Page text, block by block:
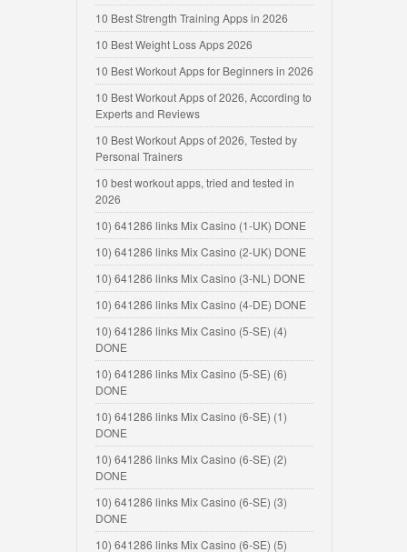
10 Best Strength Training Apps in 2026
10 Best Weight Loss Apps 2026
10 Best Workout Apps for Beginners in 2026
10 Best Workout Apps of 2026, According to
Experts and Reviews
10 Best Workout Apps of 2026, Tested by
Personal Trainers
10 best workout apps, tried and tested in
2026
10) 641286 links Mix Casino (1-UK) DONE
10) 641286 links Mix Casino (2-UK) DONE
10) 641286 links Mix Casino (3-NL) DONE
10) 641286 links Mix Casino (4-DE) DONE
10) 641286 links Mix Casino (5-SE) (4)
DONE
10) 641286 links Mix Casino (5-SE) (6)
DONE
10) 641286 links Mix Casino (6-SE) (1)
DONE
10) 641286 links Mix Casino (6-SE) (2)
DONE
10) 641286 links Mix Casino (6-SE) (3)
DONE
10) 641286 links Mix Casino (6-SE) (5)